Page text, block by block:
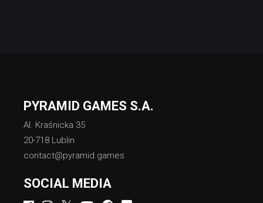
PYRAMID GAMES S.A.
Al. Kraśnicka 35
20-718 Lublin
contact@pyramid.games
SOCIAL MEDIA